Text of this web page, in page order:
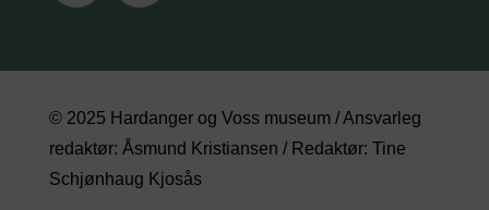
© 2025 Hardanger og Voss museum / Ansvarleg
redaktør: Åsmund Kristiansen / Redaktør: Tine
Schjønhaug Kjosås